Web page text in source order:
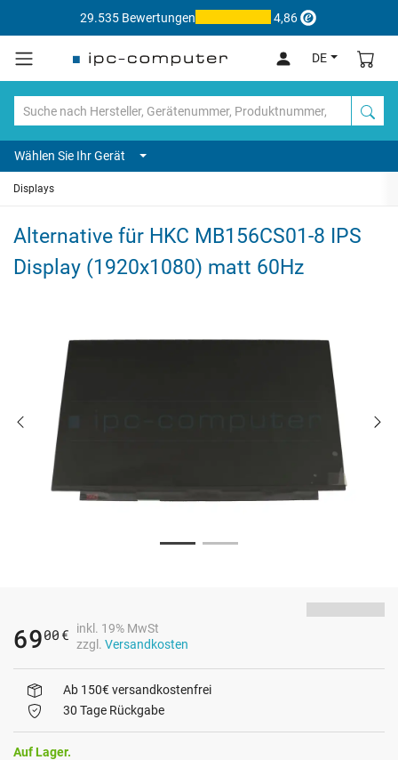
29.535 Bewertungen 4,86
DE
Wählen Sie Ihr Gerät
Displays
Alternative für HKC MB156CS01-8 IPS
Display (1920x1080) matt 60Hz
6900 €
inkl. 19% MwSt
zzgl. Versandkosten
Ab 150€ versandkostenfrei
30 Tage Rückgabe
Auf Lager.